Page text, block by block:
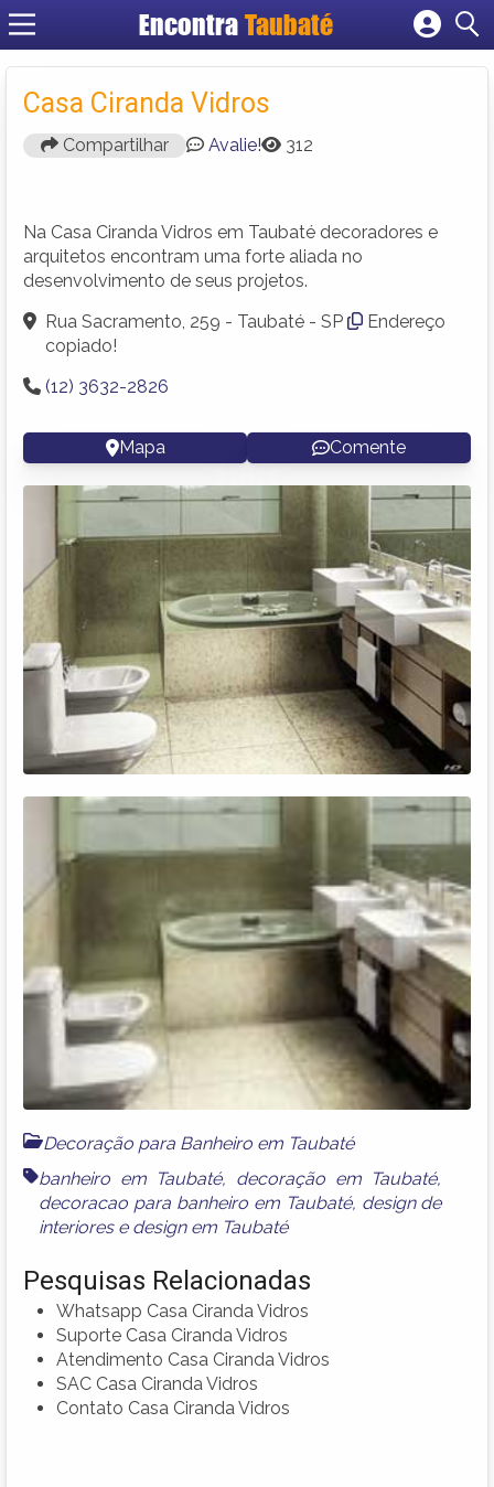
EncontraTaubaté
Cadastrar empresa
Criar conta
Casa Ciranda Vidros
Compartilhar Avalie! 312
Na Casa Ciranda Vidros em Taubaté decoradores e
arquitetos encontram uma forte aliada no
desenvolvimento de seus projetos.
Rua Sacramento, 259 - Taubaté - SP
Endereço
copiado!
(12) 3632-2826
Mapa Comente
Decoração para Banheiro em Taubaté
banheiro em Taubaté, decoração em Taubaté,
decoracao para banheiro em Taubaté, design de
interiorese design em Taubaté
Pesquisas Relacionadas
Whatsapp Casa Ciranda Vidros
Suporte Casa Ciranda Vidros
Atendimento Casa Ciranda Vidros
SAC Casa Ciranda Vidros
Contato Casa Ciranda Vidros